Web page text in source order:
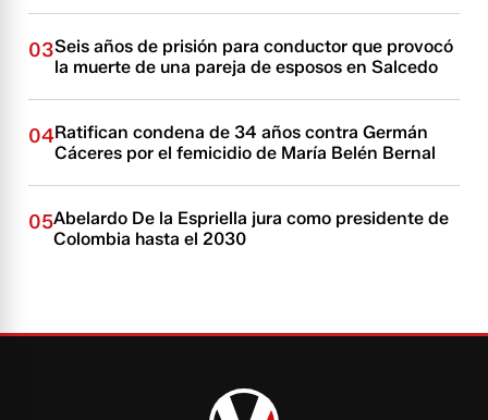
03Seis años de prisión para conductor que provocó
la muerte de una pareja de esposos en Salcedo
04Ratifican condena de 34 años contra Germán
Cáceres por el femicidio de María Belén Bernal
05Abelardo De la Espriella jura como presidente de
Colombia hasta el 2030